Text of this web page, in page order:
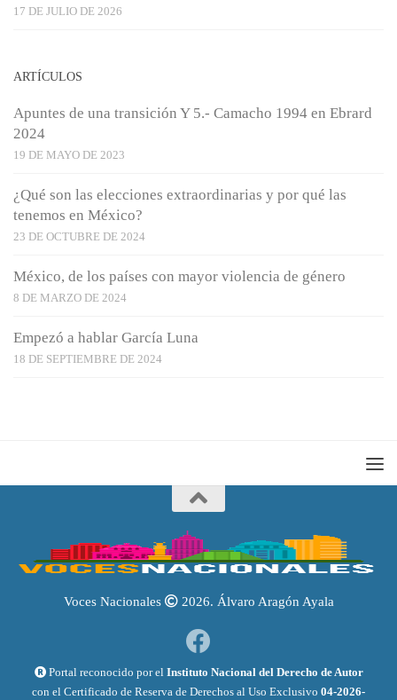
17 DE JULIO DE 2026
ARTÍCULOS
Apuntes de una transición Y 5.- Camacho 1994 en Ebrard
2024
19 DE MAYO DE 2023
¿Qué son las elecciones extraordinarias y por qué las
tenemos en México?
23 DE OCTUBRE DE 2024
México, de los países con mayor violencia de género
8 DE MARZO DE 2024
Empezó a hablar García Luna
18 DE SEPTIEMBRE DE 2024
Voces Nacionales 2026. Álvaro Aragón Ayala
Portal reconocido por el Instituto Nacional del Derecho de Autor
con el Certificado de Reserva de Derechos al Uso Exclusivo 04-2026-